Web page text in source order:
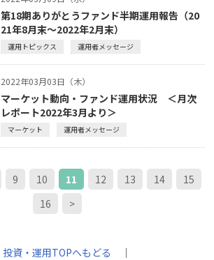
第18期ありがとうファンド半期運用報告（20
21年8月末～2022年2月末）
運用トピックス 運用者メッセージ
2022年03月03日（木）
マーケット動向・ファンド運用状況 ＜月次
レポート2022年3月より＞
マーケット 運用者メッセージ
9 10 11 12 13 14
15
16
>
投資・運用TOPへもどる ｜